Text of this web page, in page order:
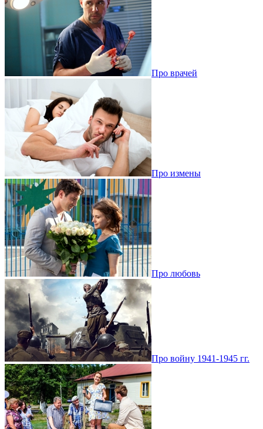
Про врачей
Про измены
Про любовь
Про войну 1941-1945 гг.